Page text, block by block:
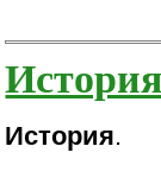
История.